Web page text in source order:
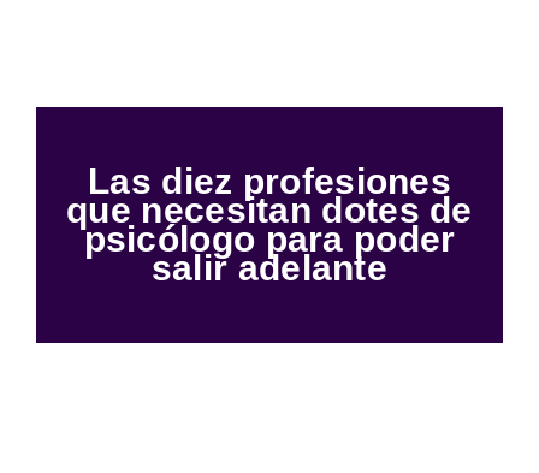
Las diez profesiones
que necesitan dotes de
psicólogo para poder
salir adelante